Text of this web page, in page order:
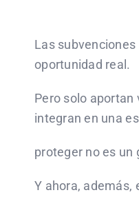
Las subvenciones
oportunidad real.
Pero solo aportan
integran en una
proteger no es un
Y ahora, además,